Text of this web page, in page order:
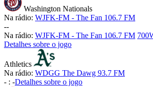
Washington Nationals
Na rádio: WJFK-FM - The Fan 106.7 FM
--
Na rádio: WJFK-FM - The Fan 106.7 FM
Detalhes sobre o jogo
Athletics
Na rádio: WDGG The Dawg 93.7 FM
- : -Detalhes sobre o jogo